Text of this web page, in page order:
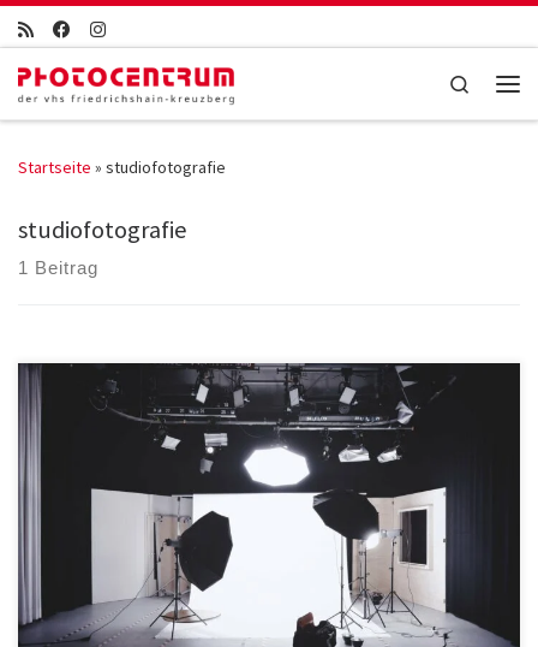
Zum Inhalt springen
Search
Startseite » studiofotografie
studiofotografie
1 Beitrag